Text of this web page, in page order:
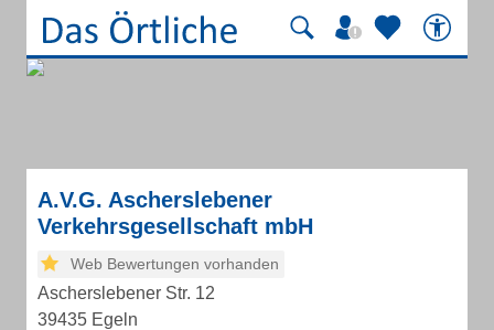
A.V.G. Ascherslebener
Verkehrsgesellschaft mbH
Web Bewertungen vorhanden
Ascherslebener Str. 12
39435 Egeln